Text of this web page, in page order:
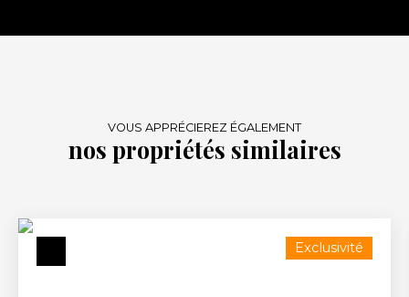
VOUS APPRÉCIEREZ ÉGALEMENT
nos propriétés similaires
Exclusivité